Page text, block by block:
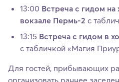
13:00 Встреча с гидом
вокзале Пермь-2 с
13:15 Встреча с гидом в
с табличкой «Магия
Для гостей, прибывающих